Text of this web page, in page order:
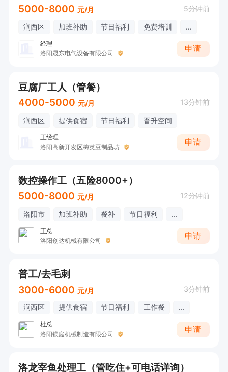
5000-8000 元/月 5分钟前
涧西区 加班补助 节日福利 免费培训 ...
经理
洛阳晟东电气设备有限公司
申请
豆腐厂工人（管餐）
4000-5000 元/月 13分钟前
涧西区 提供食宿 节日福利 晋升空间
王经理
洛阳高新开发区梅英豆制品坊
申请
数控操作工（五险8000+）
5000-8000 元/月 12分钟前
洛阳市 加班补助 餐补 节日福利 ...
王总
洛阳创达机械有限公司
申请
普工/去毛刺
3000-6000 元/月 3分钟前
涧西区 提供食宿 节日福利 工作餐 ...
杜总
洛阳镁庭机械制造有限公司
申请
洛龙宰鱼处理工（管吃住+可电话详询）